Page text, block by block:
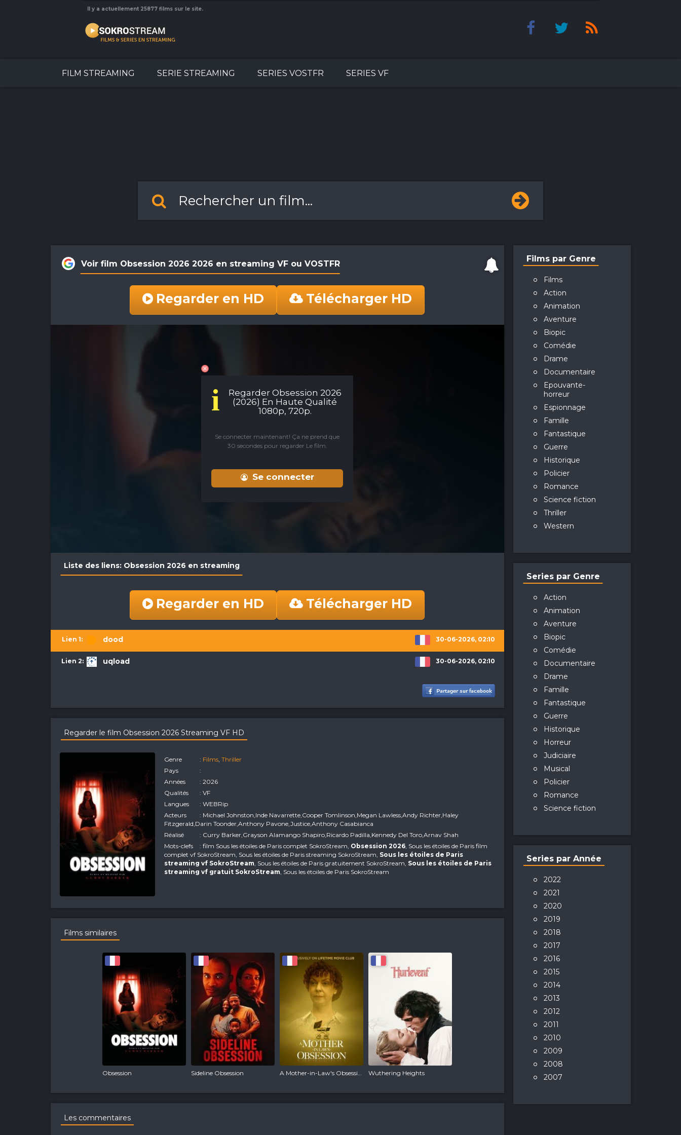
Il y a actuellement 25877 films sur le site.
FILM STREAMING SERIE STREAMING SERIES VOSTFR SERIES VF
Voir film Obsession 2026 2026 en streaming VF ou VOSTFR
Regarder en HD Télécharger HD
i
Regarder Obsession 2026
(2026) En Haute Qualité
1080p, 720p.
Se connecter maintenant! Ça ne prend que
30 secondes pour regarder Le film.
Se connecter
Liste des liens: Obsession 2026 en streaming
Regarder en HD Télécharger HD
dood 30-06-2026, 02:10
uqload 30-06-2026, 02:10
Regarder le film Obsession 2026 Streaming VF HD
Genre : Films,Thriller
Pays
:
Années
: 2026
Qualités
: VF
Langues
: WEBRip
Acteurs
: Michael Johnston,Inde Navarrette,Cooper Tomlinson,Megan Lawless,Andy Richter,Haley
Fitzgerald,Darin Toonder,Anthony Pavone,Justice,Anthony Casabianca
Réalisé
: Curry Barker,Grayson Alamango Shapiro,Ricardo Padilla,Kennedy Del Toro,Arnav Shah
Mots-clefs
: film Sous les étoiles de Paris complet SokroStream, Obsession 2026, Sous les étoiles de Paris film
complet vf SokroStream, Sous les étoiles de Paris streaming SokroStream, Sous les étoiles de Paris
streaming vf SokroStream, Sous les étoiles de Paris gratuitement SokroStream, Sous les étoiles de Paris
streaming vf gratuit SokroStream, Sous les étoiles de Paris SokroStream
Films similaires
Obsession Sideline Obsession Wuthering Heights
Les commentaires
Films par Genre
Films
Action
Animation
Aventure
Biopic
Comédie
Drame
Documentaire
Epouvante-
horreur
Espionnage
Famille
Fantastique
Guerre
Historique
Policier
Romance
Science fiction
Thriller
Western
Series par Genre
Action
Animation
Aventure
Biopic
Comédie
Documentaire
Drame
Famille
Fantastique
Guerre
Historique
Horreur
Judiciaire
Musical
Policier
Romance
Science fiction
Series par Année
2022
2021
2020
2019
2018
2017
2016
2015
2014
2013
2012
2011
2010
2009
2008
2007